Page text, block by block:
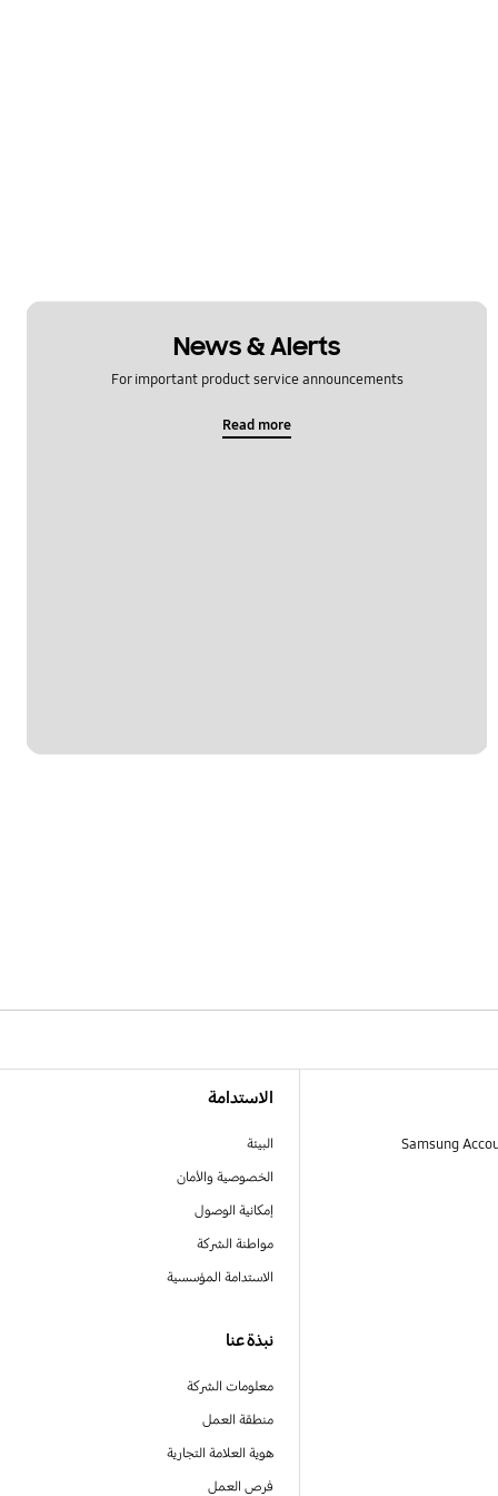
News & Alerts
For important product service announcements
Read more
الاستدامة
البيئة
الخصوصية والأمان
إمكانية الوصول
مواطنة الشركة
الاستدامة المؤسسية
نبذة عنا
معلومات الشركة
منطقة العمل
هوية العلامة التجارية
فرص العمل